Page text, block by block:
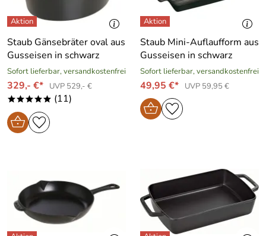
Staub Gänsebräter oval aus
Gusseisen in schwarz
Sofort lieferbar, versandkostenfrei
329,- €* UVP 529,- €
***** (11)
Staub Mini-Auflaufform aus
Gusseisen in schwarz
Sofort lieferbar, versandkostenfrei
49,95 €* UVP 59,95 €